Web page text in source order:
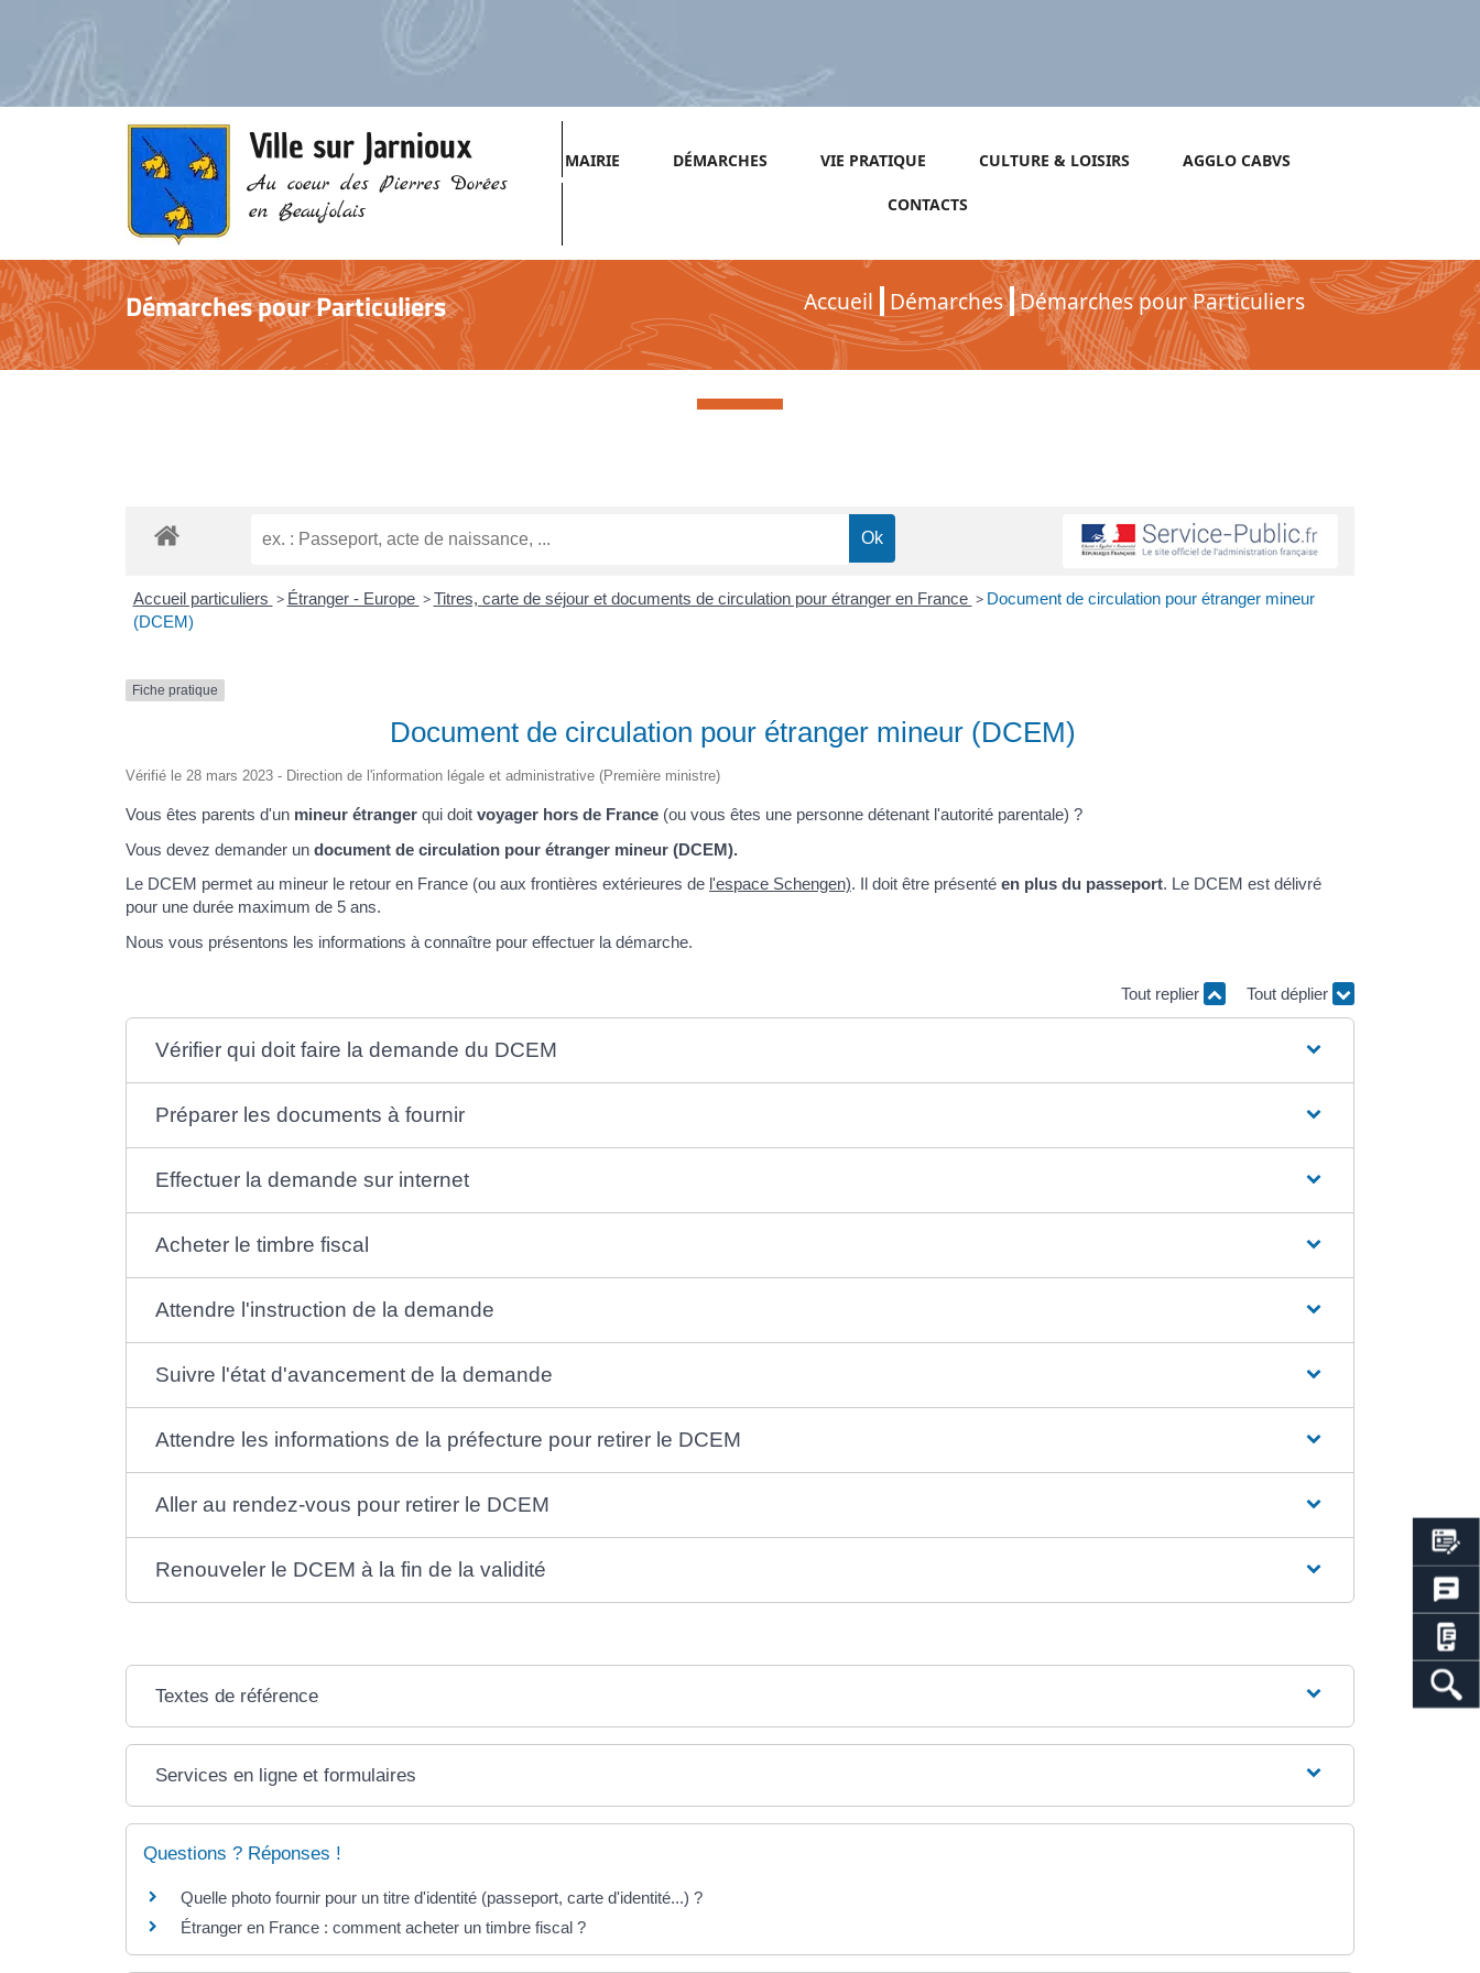
Ville sur Jarnioux
Au coeur des Pierres Dorées
en Beaujolais
MAIRIE DÉMARCHES VIE PRATIQUE CULTURE & LOISIRS AGGLO CABVS
CONTACTS
Démarches pour Particuliers Accueil Démarches Démarches pour Particuliers
Démarches pour Particuliers
Accueil particuliers > Étranger - Europe > Titres, carte de séjour et documents de circulation pour étranger en France > Document de circulation pour étranger mineur
(DCEM)
Fiche pratique
Document de circulation pour étranger mineur (DCEM)
Vérifié le 28 mars 2023 - Direction de l'information légale et administrative (Première ministre)
Vous êtes parents d'un mineur étranger qui doit voyager hors de France (ou vous êtes une personne détenant l'autorité parentale) ?
Vous devez demander un document de circulation pour étranger mineur (DCEM).
Le DCEM permet au mineur le retour en France (ou aux frontières extérieures de l'espace Schengen). Il doit être présenté en plus du passeport. Le DCEM est délivré
pour une durée maximum de 5 ans.
Nous vous présentons les informations à connaître pour effectuer la démarche.
Tout replier Tout déplier
Vérifier qui doit faire la demande du DCEM
Préparer les documents à fournir
Effectuer la demande sur internet
Acheter le timbre fiscal
Attendre l'instruction de la demande
Suivre l'état d'avancement de la demande
Attendre les informations de la préfecture pour retirer le DCEM
Aller au rendez-vous pour retirer le DCEM
Renouveler le DCEM à la fin de la validité
Textes de référence
Services en ligne et formulaires
Questions ? Réponses !
Quelle photo fournir pour un titre d'identité (passeport, carte d'identité...) ?
Étranger en France : comment acheter un timbre fiscal ?